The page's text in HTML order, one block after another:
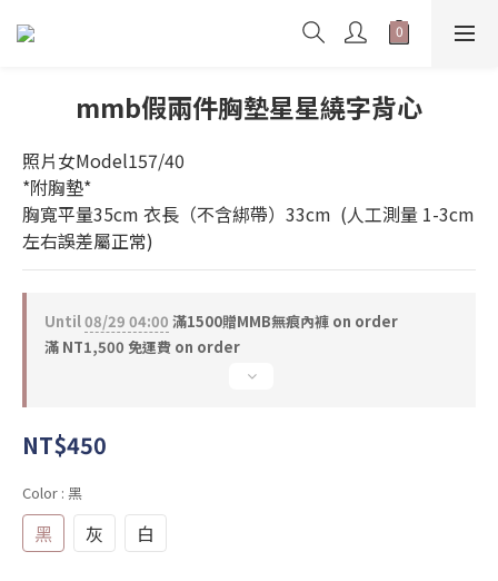
mmb假兩件胸墊星星繞字背心
照片女Model157/40
*附胸墊*
胸寬平量35cm 衣長（不含綁帶）33cm  (人工測量 1-3cm
左右誤差屬正常)
Until08/29 04:00 滿1500贈MMB無痕內褲 on order
滿 NT1,500 免運費 on order
NT$450
Color : 黑
黑 灰 白